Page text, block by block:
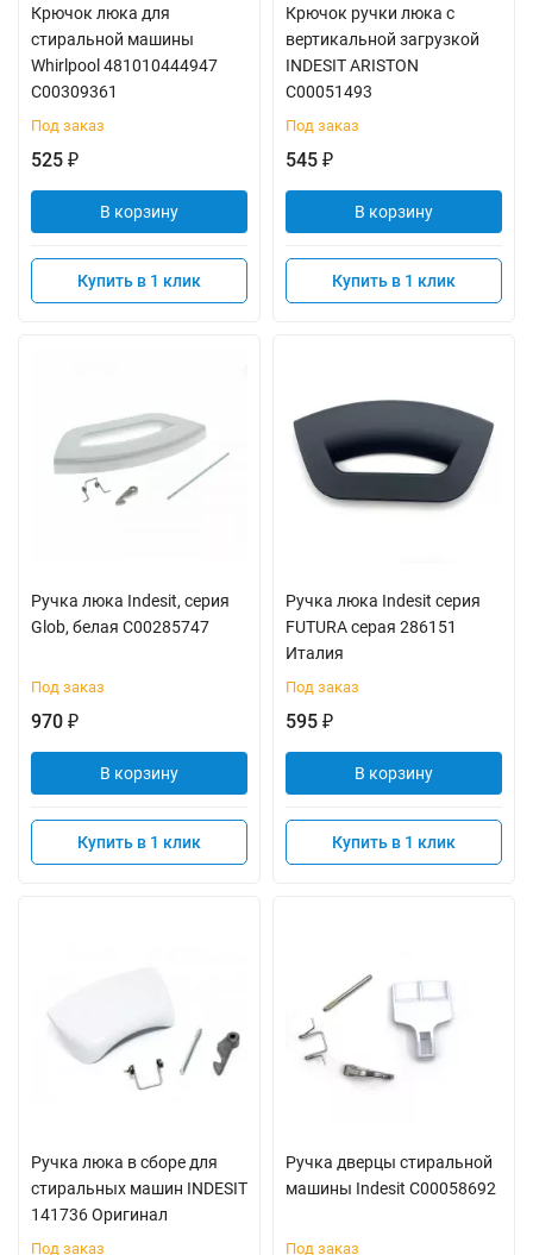
Крючок люка для
стиральной машины
Whirlpool 481010444947
C00309361
Под заказ
525 ₽
В корзину
Купить в 1 клик
Крючок ручки люка с
вертикальной загрузкой
INDESIT ARISTON
C00051493
Под заказ
545 ₽
В корзину
Купить в 1 клик
Ручка люка Indesit, серия
Glob, белая C00285747
Под заказ
970 ₽
В корзину
Купить в 1 клик
Ручка люка Indesit серия
FUTURA серая 286151
Италия
Под заказ
595 ₽
В корзину
Купить в 1 клик
Ручка люка в сборе для
стиральных машин INDESIT
141736 Оригинал
Под заказ
Ручка дверцы стиральной
машины Indesit C00058692
Под заказ